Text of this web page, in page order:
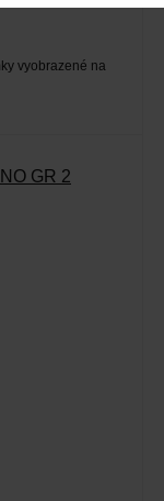
vyobrazené na
GR 2